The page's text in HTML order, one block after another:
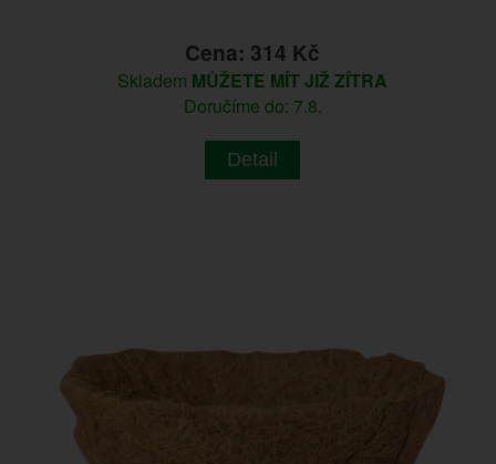
Cena: 314 Kč
Skladem MŮŽETE MÍT JIŽ ZÍTRA
Doručíme do: 7.8.
Detail